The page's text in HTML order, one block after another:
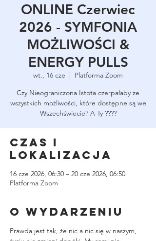
ONLINE Czerwiec
2026 - SYMFONIA
MOŻLIWOŚCI &
ENERGY PULLS
wt., 16 cze
  |
Platforma Zoom
Czy Nieograniczona Istota czerpałaby ze
wszystkich możliwości, które dostępne są we
Wszechświecie? A Ty ????
Czas i
lokalizacja
16 cze 2026, 06:30 – 20 cze 2026, 06:50
Platforma Zoom
O wydarzeniu
Prawda jest tak, że nic a nic się w naszym,